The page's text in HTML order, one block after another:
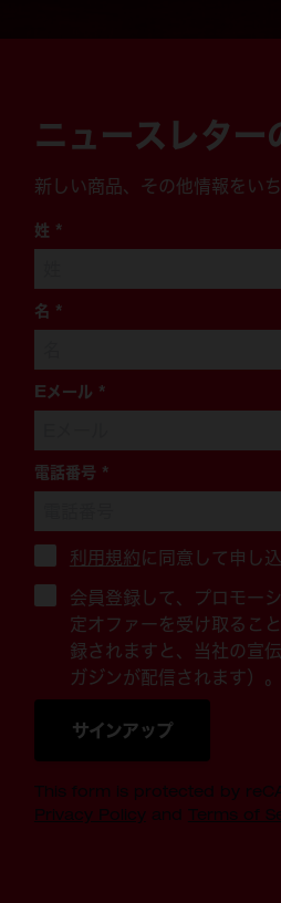
ニュースレター
新しい商品、その他情報をい
姓 *
名 *
Eメール *
電話番号 *
利用規約に同意して申し
会員登録して、プロモー
定オファーを受け取るこ
録されますと、当社の宣
ガジンが配信されます）
サインアップ
This form is protected by
Privacy Policyand Terms of